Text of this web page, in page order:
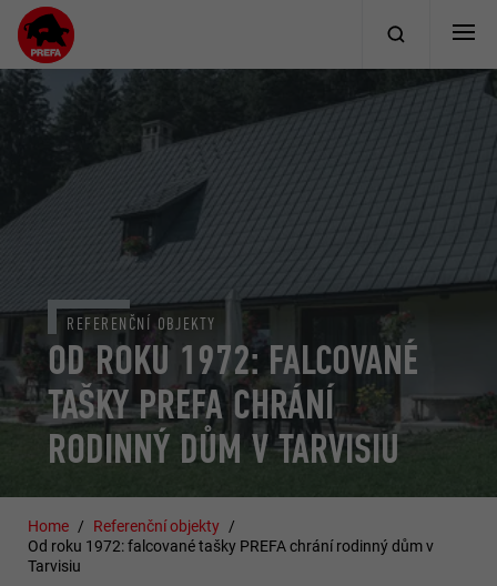
OD ROKU 1972: FALCOVANÉ
TAŠKY PREFA CHRÁNÍ
RODINNÝ DŮM V TARVISIU
REFERENČNÍ OBJEKTY
Home
Referenční objekty
Od roku 1972: falcované tašky PREFA chrání rodinný dům v
Tarvisiu